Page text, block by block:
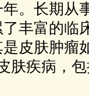
。长期从
丰富的临
皮肤肿瘤
肤疾病，